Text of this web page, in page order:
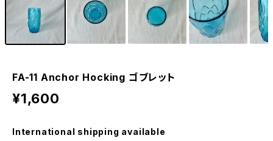
FA-11 Anchor Hocking ゴブレット
¥1,600
International shipping available